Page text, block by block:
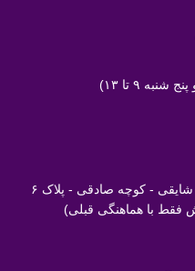
: خ اجاره دار - کوچه شایقی - کوچه صادقی - پلاک ۶